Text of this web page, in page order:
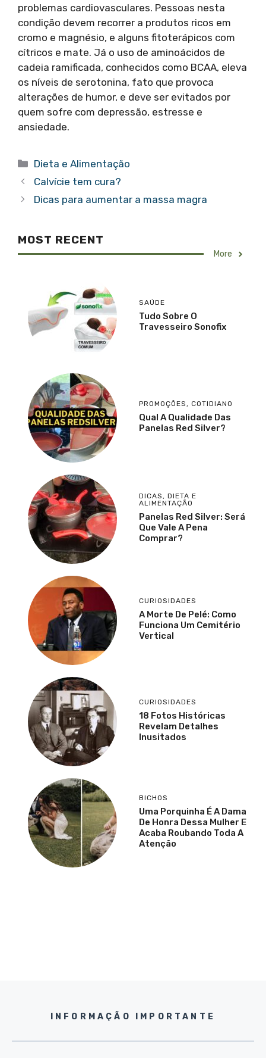
problemas cardiovasculares. Pessoas nesta
condição devem recorrer a produtos ricos em
cromo e magnésio, e alguns fitoterápicos com
cítricos e mate. Já o uso de aminoácidos de
cadeia ramificada, conhecidos como BCAA, eleva
os níveis de serotonina, fato que provoca
alterações de humor, e deve ser evitados por
quem sofre com depressão, estresse e
ansiedade.
Categorias
Dieta e Alimentação
Calvície tem cura?
Dicas para aumentar a massa magra
MOST RECENT
More
SAÚDE
Tudo Sobre O
Travesseiro Sonofix
PROMOÇÕES , COTIDIANO
Qual A Qualidade Das
Panelas Red Silver?
DICAS , DIETA E
ALIMENTAÇÃO
Panelas Red Silver: Será
Que Vale A Pena
Comprar?
CURIOSIDADES
A Morte De Pelé: Como
Funciona Um Cemitério
Vertical
CURIOSIDADES
18 Fotos Históricas
Revelam Detalhes
Inusitados
BICHOS
Uma Porquinha É A Dama
De Honra Dessa Mulher E
Acaba Roubando Toda A
Atenção
INFORMAÇÃO IMPORTANTE